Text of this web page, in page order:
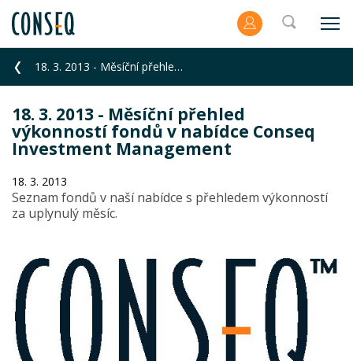
18. 3. 2013 - Měsíční přehled výkonností fondů v nabídce Conseq Investment Management
18. 3. 2013 - Měsíční přehled
výkonností fondů v nabídce Conseq
Investment Management
18. 3. 2013
Seznam fondů v naší nabídce s přehledem výkonností
za uplynulý měsíc.